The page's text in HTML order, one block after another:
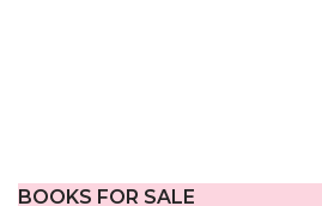
BOOKS FOR SALE